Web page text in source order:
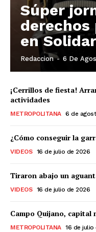
Súper
derechos
en
Redaccion - 6 De
¡Cerrillos de fiesta!
actividades
METROPOLITANA 6 de
¿Cómo conseguir la
VIDEOS 16 de julio de 2026
Tiraron abajo un
VIDEOS 16 de julio de 2026
Campo Quijano, capital
METROPOLITANA 16 de julio